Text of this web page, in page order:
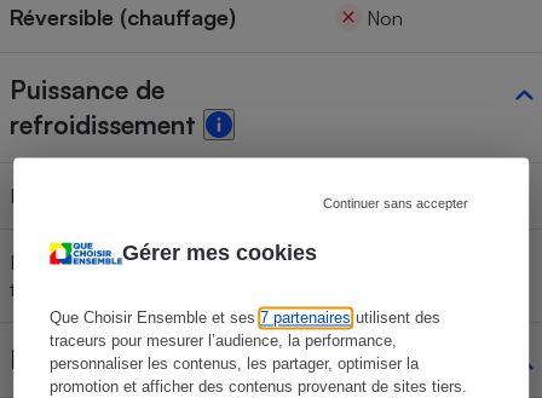
Gérer mes cookies
Que Choisir Ensemble et ses7 partenaires utilisent des
traceurs pour mesurer l’audience, la performance,
personnaliser les contenus, les partager, optimiser la
promotion et afficher des contenus provenant de sites tiers.
Continuer sans accepter
Réversible (chauffage) Non
Puissance de
refroidissement
Puissance déclarée par le fabricant 3,5 kW
Puissance mesurée lors de nos
tests
Flux d'air dirigé